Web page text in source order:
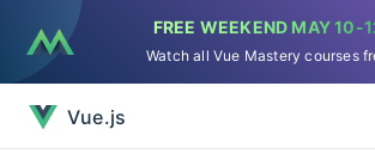
直接跳到內容 FREE WEEKEND MAY 10-
Watch all Vue Mastery courses
Vue.js